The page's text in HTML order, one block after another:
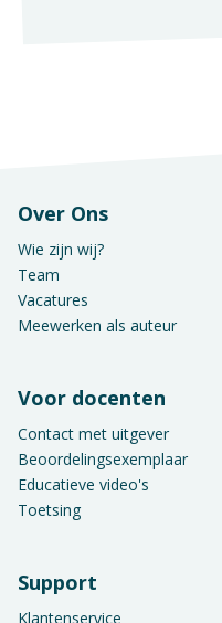
Over Ons
Wie zijn wij?
Team
Vacatures
Meewerken als auteur
Voor docenten
Contact met uitgever
Beoordelingsexemplaar
Educatieve video's
Toetsing
Support
Klantenservice